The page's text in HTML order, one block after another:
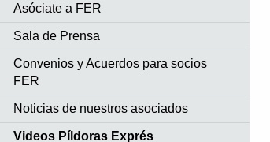
Asóciate a FER
Sala de Prensa
Convenios y Acuerdos para socios
FER
Noticias de nuestros asociados
Videos Píldoras Exprés